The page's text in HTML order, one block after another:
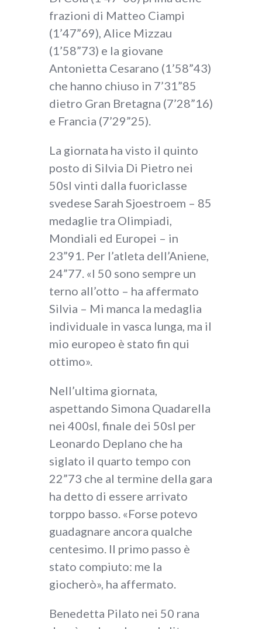
frazioni di Matteo Ciampi
(1’47”69), Alice Mizzau
(1’58”73) e la giovane
Antonietta Cesarano (1’58”43)
che hanno chiuso in 7’31”85
dietro Gran Bretagna (7’28”16)
e Francia (7’29”25).
La giornata ha visto il quinto
posto di Silvia Di Pietro nei
50sl vinti dalla fuoriclasse
svedese Sarah Sjoestroem – 85
medaglie tra Olimpiadi,
Mondiali ed Europei – in
23”91. Per l’atleta dell’Aniene,
24”77. «I 50 sono sempre un
terno all’otto – ha affermato
Silvia – Mi manca la medaglia
individuale in vasca lunga, ma il
mio europeo è stato fin qui
ottimo».
Nell’ultima giornata,
aspettando Simona Quadarella
nei 400sl, finale dei 50sl per
Leonardo Deplano che ha
siglato il quarto tempo con
22”73 che al termine della gara
ha detto di essere arrivato
torppo basso. «Forse potevo
guadagnare ancora qualche
centesimo. Il primo passo è
stato compiuto: me la
giocherò», ha affermato.
Benedetta Pilato nei 50 rana